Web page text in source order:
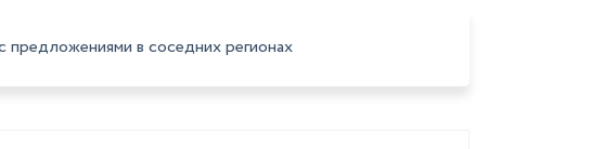
предложениями в соседних регионах